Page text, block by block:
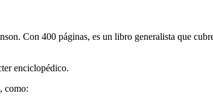
Con 400 páginas, es un libro generalista que
enciclopédico.
como: